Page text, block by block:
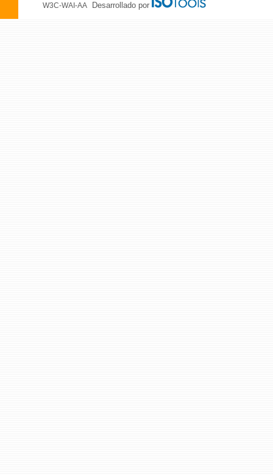
W3C-WAI-AA Desarrollado por